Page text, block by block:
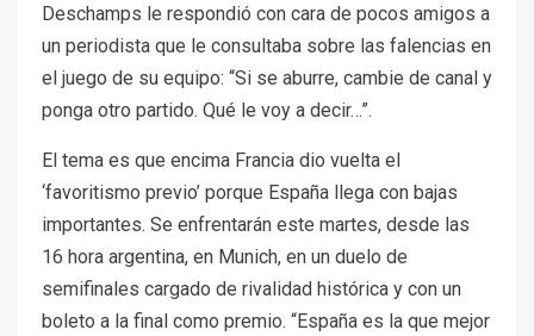
Deschamps le respondió con cara de pocos amigos a
un periodista que le consultaba sobre las falencias en
el juego de su equipo: “Si se aburre, cambie de canal y
ponga otro partido. Qué le voy a decir…”.
El tema es que encima Francia dio vuelta el
‘favoritismo previo’ porque España llega con bajas
importantes. Se enfrentarán este martes, desde las
16 hora argentina, en Munich, en un duelo de
semifinales cargado de rivalidad histórica y con un
boleto a la final como premio. “España es la que mejor